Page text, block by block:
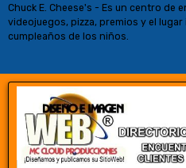
Chuck E. Cheese's - Es un centro de
videojuegos, pizza, premios y el
cumpleaños de los niños.